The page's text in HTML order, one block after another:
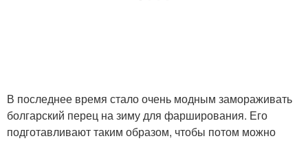
В последнее время стало очень модным замораживать
болгарский перец на зиму для фарширования. Его
подготавливают таким образом, чтобы потом можно